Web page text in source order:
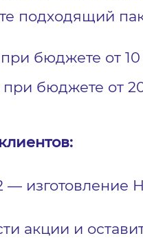
подходящий
при бюджете от
при бюджете от
— изготовление
акции и